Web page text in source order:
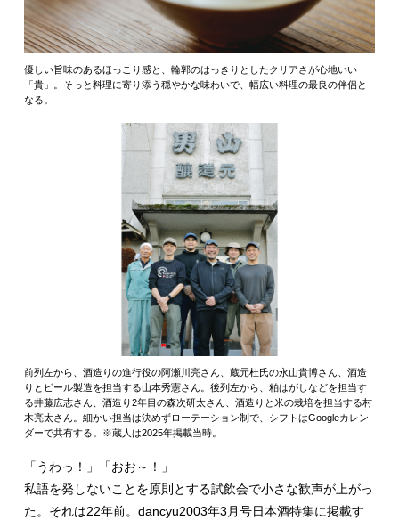
優しい旨味のあるほっこり感と、輪郭のはっきりとしたクリアさが心地いい
「貴」。そっと料理に寄り添う穏やかな味わいで、幅広い料理の最良の伴侶と
なる。
前列左から、酒造りの進行役の阿瀬川亮さん、蔵元杜氏の永山貴博さん、酒造
りとビール製造を担当する山本秀憲さん。後列左から、粕はがしなどを担当す
る井藤広志さん、酒造り2年目の森次研太さん、酒造りと米の栽培を担当する村
木亮太さん。細かい担当は決めずローテーション制で、シフトはGoogleカレン
ダーで共有する。※蔵人は2025年掲載当時。
「うわっ！」「おお～！」
私語を発しないことを原則とする試飲会で小さな歓声が上がっ
た。それは22年前。dancyu2003年3月号日本酒特集に掲載す